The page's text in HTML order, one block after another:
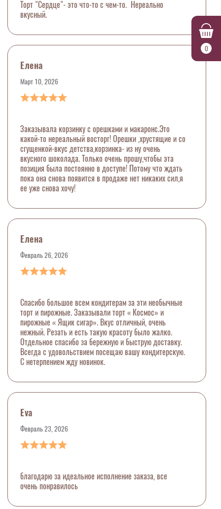
0
Торт "Сердце"- это что-то с чем-то. Нереально
вкусный.
Елена
Март 10, 2026
Заказывала корзинку с орешками и макаронс.Это
какой-то нереальный восторг! Орешки ,хрустящие и со
сгущенкой-вкус детства,корзинка- из ну очень
вкусного шоколада. Только очень прошу,чтобы эта
позиция была постоянно в доступе! Потому что ждать
пока она снова появится в продаже нет никаких сил,я
ее уже снова хочу!
Елена
Февраль 26, 2026
Спасибо большое всем кондитерам за эти необычные
торт и пирожные. Заказывали торт « Космос» и
пирожные « Ящик сигар». Вкус отличный, очень
нежный. Резать и есть такую красоту было жалко.
Отдельное спасибо за бережную и быструю доставку.
Всегда с удовольствием посещаю вашу кондитерскую.
С нетерпением жду новинок.
Eva
Февраль 23, 2026
благодарю за идеальное исполнение заказа, все
очень понравилось